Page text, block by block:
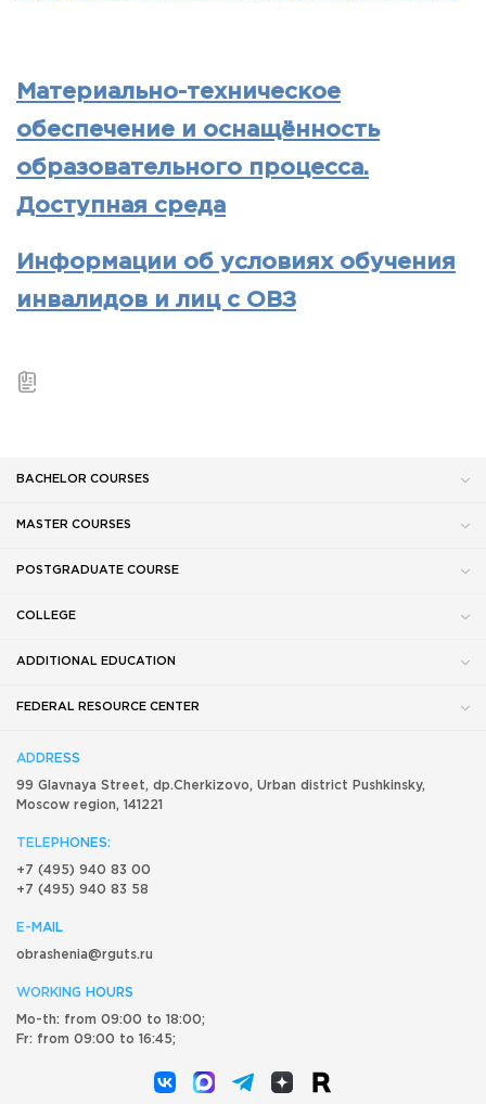
Материально-техническое
обеспечение и оснащённость
образовательного процесса.
Доступная среда
Информации об условиях обучения
инвалидов и лиц с ОВЗ
BACHELOR COURSES
MASTER COURSES
POSTGRADUATE COURSE
COLLEGE
ADDITIONAL EDUCATION
FEDERAL RESOURCE CENTER
ADDRESS
99 Glavnaya Street, dp.Cherkizovo, Urban district Pushkinsky,
Moscow region, 141221
TELEPHONES:
+7 (495) 940 83 00
+7 (495) 940 83 58
E-MAIL
obrashenia@rguts.ru
WORKING HOURS
Mo-th: from 09:00 to 18:00;
Fr: from 09:00 to 16:45;